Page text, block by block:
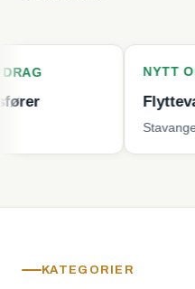
NYTT OPPDRAG
Flyttevask
KATEGORIER